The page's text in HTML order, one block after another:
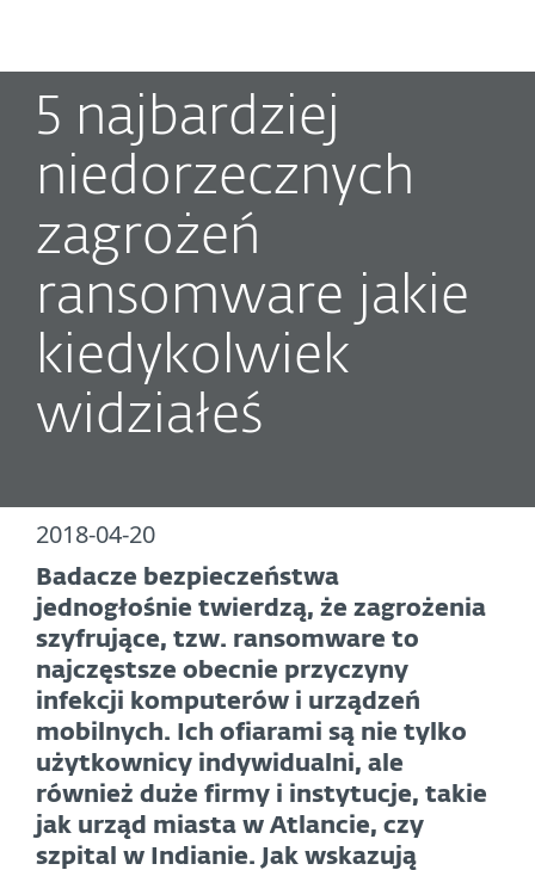
5 najbardziej
niedorzecznych
zagrożeń
ransomware jakie
kiedykolwiek
widziałeś
2018-04-20
Badacze bezpieczeństwa
jednogłośnie twierdzą, że zagrożenia
szyfrujące, tzw. ransomware to
najczęstsze obecnie przyczyny
infekcji komputerów i urządzeń
mobilnych. Ich ofiarami są nie tylko
użytkownicy indywidualni, ale
również duże firmy i instytucje, takie
jak urząd miasta w Atlancie, czy
szpital w Indianie. Jak wskazują